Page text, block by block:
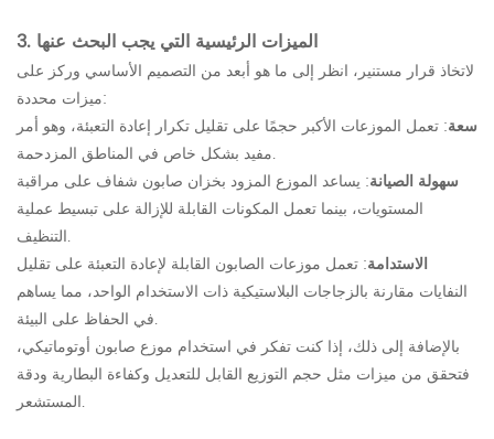
3. الميزات الرئيسية التي يجب البحث عنها
لاتخاذ قرار مستنير، انظر إلى ما هو أبعد من التصميم الأساسي وركز على
ميزات محددة:
سعة: تعمل الموزعات الأكبر حجمًا على تقليل تكرار إعادة التعبئة، وهو أمر
مفيد بشكل خاص في المناطق المزدحمة.
سهولة الصيانة: يساعد الموزع المزود بخزان صابون شفاف على مراقبة
المستويات، بينما تعمل المكونات القابلة للإزالة على تبسيط عملية
التنظيف.
الاستدامة: تعمل موزعات الصابون القابلة لإعادة التعبئة على تقليل
النفايات مقارنة بالزجاجات البلاستيكية ذات الاستخدام الواحد، مما يساهم
في الحفاظ على البيئة.
بالإضافة إلى ذلك، إذا كنت تفكر في استخدام موزع صابون أوتوماتيكي،
فتحقق من ميزات مثل حجم التوزيع القابل للتعديل وكفاءة البطارية ودقة
المستشعر.